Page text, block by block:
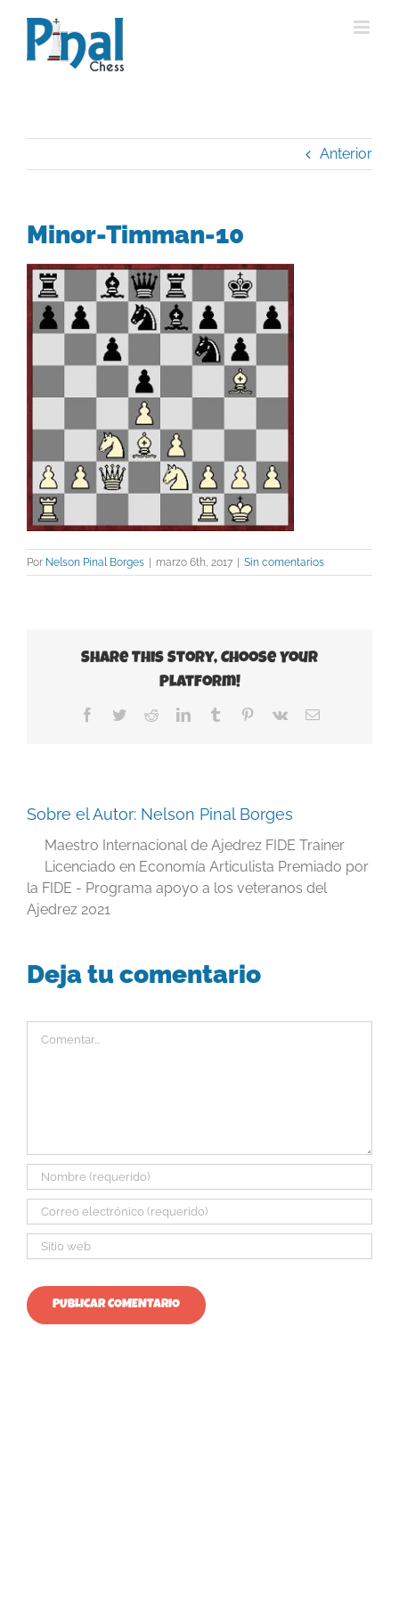
contenido
Anterior
Minor-Timman-10
Por Nelson Pinal Borges | marzo 6th, 2017 | Sin comentarios
Share This Story, Choose Your
Platform!
Facebook
TwitterRedditLinkedInTumblr Pinterest
Vk
Correo
Sobre el Autor: Nelson Pinal Borges
Maestro Internacional de Ajedrez FIDE Trainer
Licenciado en Economía Articulista Premiado por
la FIDE - Programa apoyo a los veteranos del
Ajedrez 2021
Deja tu comentario